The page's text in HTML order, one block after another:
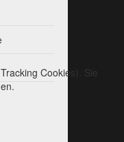
Cookies). Sie